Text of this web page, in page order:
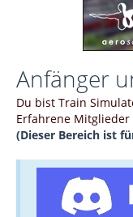
Anfänger
Du bist Train
Erfahrene
(Dieser Bereich ist